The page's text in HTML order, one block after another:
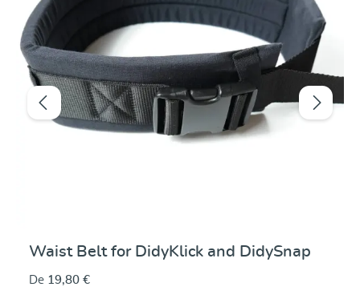
Waist Belt for DidyKlick and DidySnap
De 19,80 €